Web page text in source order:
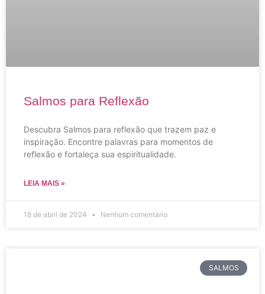
Salmos para Reflexão
Descubra Salmos para reflexão que trazem paz e
inspiração. Encontre palavras para momentos de
reflexão e fortaleça sua espiritualidade.
LEIA MAIS »
18 de abril de 2024 Nenhum comentário
SALMOS